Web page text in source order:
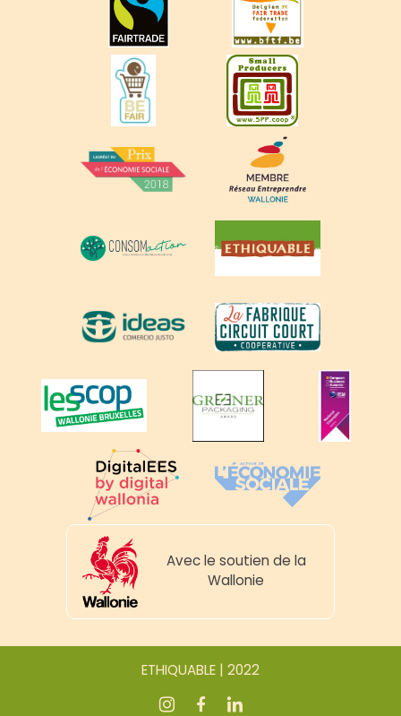
Avec le soutien de la
Wallonie
ETHIQUABLE | 2022